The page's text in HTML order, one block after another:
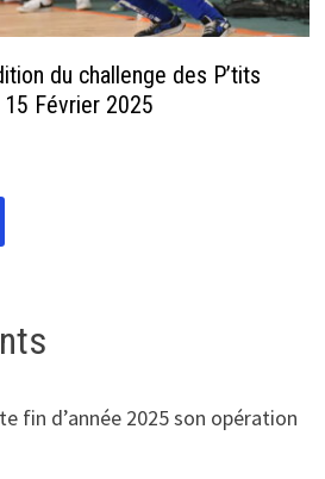
du challenge des P’tits
Février 2025
fin d’année 2025 son opération